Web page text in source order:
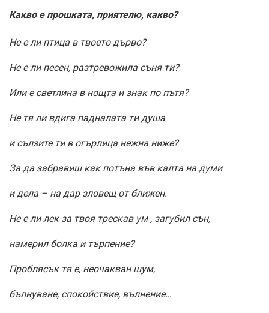
Какво е прошката, приятелю, какво?
Не е ли птица в твоето дърво?
Не е ли песен, разтревожила съня ти?
Или е светлина в нощта и знак по пътя?
Не тя ли вдига падналата ти душа
и сълзите ти в огърлица нежна ниже?
За да забравиш как потъна във калта на думи
и дела – на дар зловещ от ближен.
Не е ли лек за твоя трескав ум , загубил сън,
намерил болка и търпение?
Проблясък тя е, неочакван шум,
бълнуване, спокойствие, вълнение…